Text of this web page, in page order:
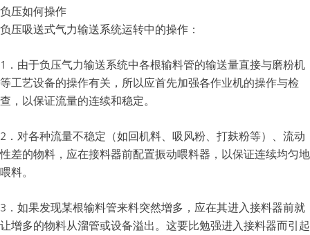
负压如何操作
负压吸送式气力输送系统运转中的操作：
1．由于负压气力输送系统中各根输料管的输送量直接与磨粉机
等工艺设备的操作有关，所以应首先加强各作业机的操作与检
查，以保证流量的连续和稳定。
2．对各种流量不稳定（如回机料、吸风粉、打麸粉等）、流动
性差的物料，应在接料器前配置振动喂料器，以保证连续均匀地
喂料。
3．如果发现某根输料管来料突然增多，应在其进入接料器前就
让增多的物料从溜管或设备溢出。这要比勉强进入接料器而引起